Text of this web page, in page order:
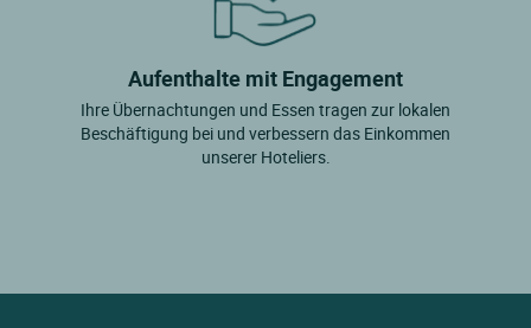
Aufenthalte mit Engagement
Ihre Übernachtungen und Essen tragen zur lokalen
Beschäftigung bei und verbessern das Einkommen
unserer Hoteliers.